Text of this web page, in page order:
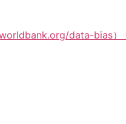
data-bias）